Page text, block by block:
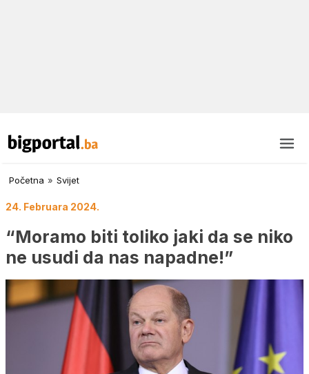
Početna » Svijet
24. Februara 2024.
“Moramo biti toliko jaki da se niko
ne usudi da nas napadne!”